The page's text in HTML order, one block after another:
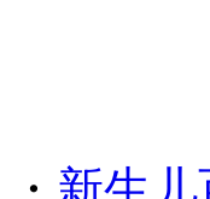
・ 新生